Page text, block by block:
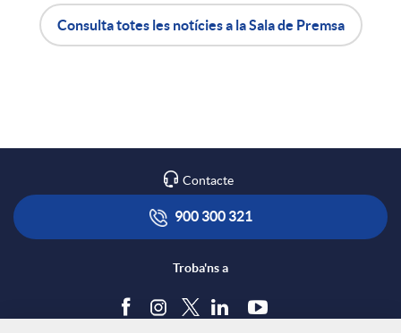
m
a
r
t
i
i
ó
Consulta totes les notícies a la Sala de Premsa
Contacte
900 300 321
Troba'ns a